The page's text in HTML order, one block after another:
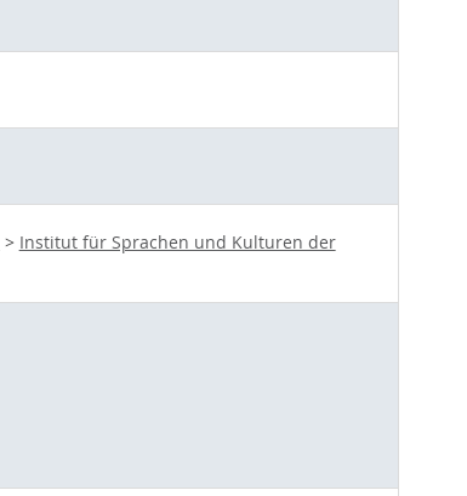
> Institut für Sprachen und Kulturen der